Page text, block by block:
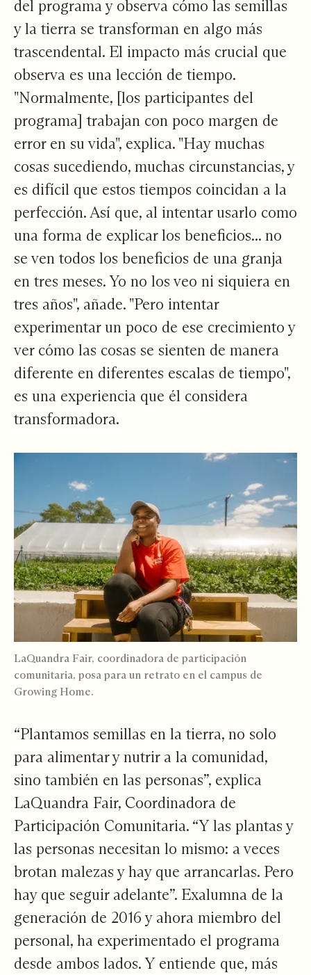
del programa y observa cómo las semillas
y la tierra se transforman en algo más
trascendental. El impacto más crucial que
observa es una lección de tiempo.
"Normalmente, [los participantes del
programa] trabajan con poco margen de
error en su vida", explica. "Hay muchas
cosas sucediendo, muchas circunstancias, y
es difícil que estos tiempos coincidan a la
perfección. Así que, al intentar usarlo como
una forma de explicar los beneficios... no
se ven todos los beneficios de una granja
en tres meses. Yo no los veo ni siquiera en
tres años", añade. "Pero intentar
experimentar un poco de ese crecimiento y
ver cómo las cosas se sienten de manera
diferente en diferentes escalas de tiempo",
es una experiencia que él considera
transformadora.
LaQuandra Fair, coordinadora de participación
comunitaria, posa para un retrato en el campus de
Growing Home.
“Plantamos semillas en la tierra, no solo
para alimentar y nutrir a la comunidad,
sino también en las personas”, explica
LaQuandra Fair, Coordinadora de
Participación Comunitaria. “Y las plantas y
las personas necesitan lo mismo: a veces
brotan malezas y hay que arrancarlas. Pero
hay que seguir adelante”. Exalumna de la
generación de 2016 y ahora miembro del
personal, ha experimentado el programa
desde ambos lados. Y entiende que, más